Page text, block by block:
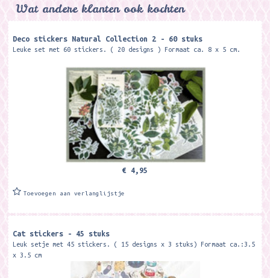
Wat andere klanten ook kochten
Deco stickers Natural Collection 2 - 60 stuks
Leuke set met 60 stickers. ( 20 designs ) Formaat ca. 8 x 5 cm.
€ 4,95
Toevoegen aan verlanglijstje
Cat stickers - 45 stuks
Leuk setje met 45 stickers. ( 15 designs x 3 stuks) Formaat ca.:3.5
x 3.5 cm